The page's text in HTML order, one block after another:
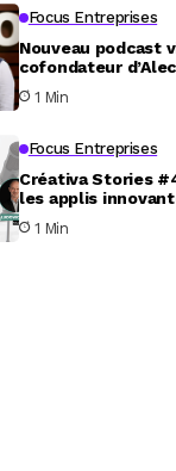
Focus Entreprises
Nouveau podcast
cofondateur
1 Min
Focus Entreprises
Créativa Stories
les applis
au service aux
1 Min